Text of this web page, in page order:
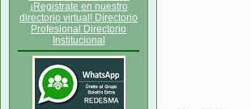
¡Registrate en nuestro
directorio virtual! Directorio
Profesional Directorio
Institucional